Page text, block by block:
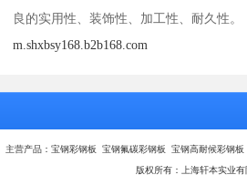
良的实用性、装饰性、加工性、耐久性。
m.shxbsy168.b2b168.com
主营产品：宝钢彩钢板 宝钢氟碳彩钢板 宝钢高耐候彩钢
版权所有：上海轩本实业有